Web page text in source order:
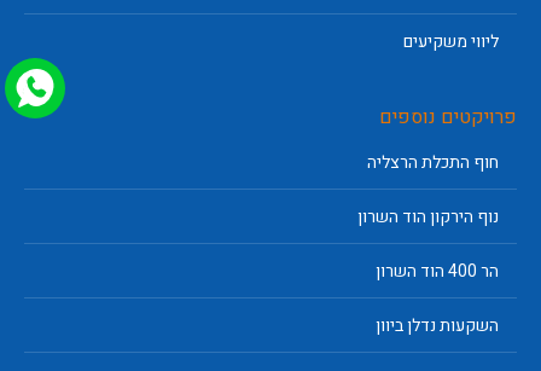
ליווי משקיעים
פרויקטים נוספים
חוף התכלת הרצליה
נוף הירקון הוד השרון
הר 400 הוד השרון
השקעות נדלן ביוון